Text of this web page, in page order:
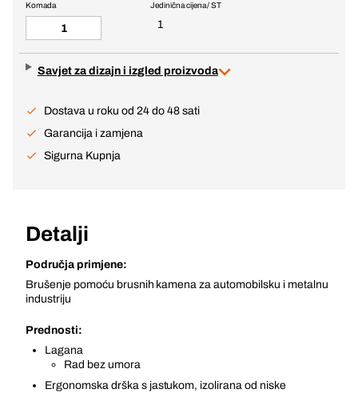
Jedinična cijena / ST
1
Komada
Savjet za dizajn i izgled proizvoda
Dostava u roku od 24 do 48 sati
Garancija i zamjena
Sigurna Kupnja
Detalji
Područja primjene:
Brušenje pomoću brusnih kamena za automobilsku i metalnu
industriju
Prednosti:
Lagana
Rad bez umora
Ergonomska drška s jastukom, izolirana od niske